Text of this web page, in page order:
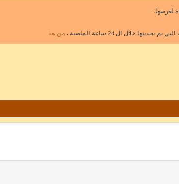
لعرضها.
خلال ال 24 ساعة الماضية ، من هنا